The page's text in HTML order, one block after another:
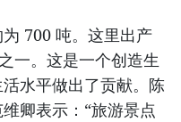
700 吨。这里出产
一。这是一个创造生
水平做出了贡献。陈
卿表示：“旅游景点